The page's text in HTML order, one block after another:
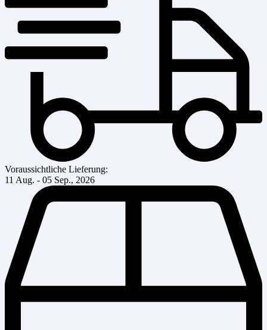
Voraussichtliche Lieferung:
11 Aug. - 05 Sep., 2026